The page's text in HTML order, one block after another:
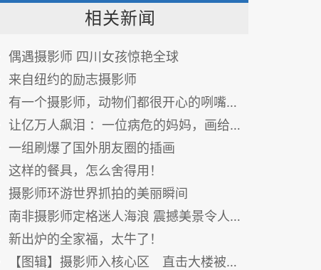
相关新闻
偶遇摄影师 四川女孩惊艳全球
来自纽约的励志摄影师
有一个摄影师，动物们都很开心的咧嘴和他合照...
让亿万人飙泪 ：一位病危的妈妈，画给女儿的漫画
一组刷爆了国外朋友圈的插画
这样的餐具，怎么舍得用！
摄影师环游世界抓拍的美丽瞬间
南非摄影师定格迷人海浪 震撼美景令人惊叹
新出炉的全家福，太牛了！
【图辑】摄影师入核心区 直击大楼被掏空